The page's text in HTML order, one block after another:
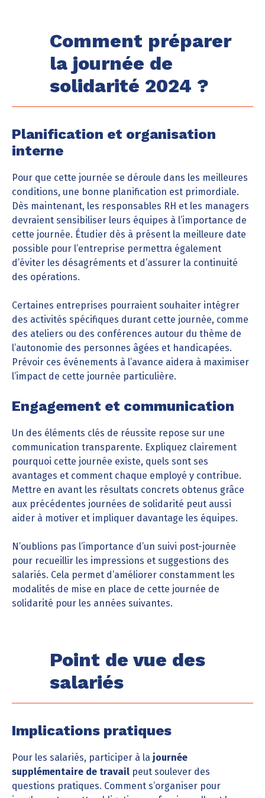
Comment préparer
la journée de
solidarité 2024 ?
Planification et organisation
interne
Pour que cette journée se déroule dans les meilleures
conditions, une bonne planification est primordiale.
Dès maintenant, les responsables RH et les managers
devraient sensibiliser leurs équipes à l’importance de
cette journée. Étudier dès à présent la meilleure date
possible pour l’entreprise permettra également
d’éviter les désagréments et d’assurer la continuité
des opérations.
Certaines entreprises pourraient souhaiter intégrer
des activités spécifiques durant cette journée, comme
des ateliers ou des conférences autour du thème de
l’autonomie des personnes âgées et handicapées.
Prévoir ces événements à l’avance aidera à maximiser
l’impact de cette journée particulière.
Engagement et communication
Un des éléments clés de réussite repose sur une
communication transparente. Expliquez clairement
pourquoi cette journée existe, quels sont ses
avantages et comment chaque employé y contribue.
Mettre en avant les résultats concrets obtenus grâce
aux précédentes journées de solidarité peut aussi
aider à motiver et impliquer davantage les équipes.
N’oublions pas l’importance d’un suivi post-journée
pour recueillir les impressions et suggestions des
salariés. Cela permet d’améliorer constamment les
modalités de mise en place de cette journée de
solidarité pour les années suivantes.
Point de vue des
salariés
Implications pratiques
Pour les salariés, participer à la journée
supplémentaire de travail peut soulever des
questions pratiques. Comment s’organiser pour